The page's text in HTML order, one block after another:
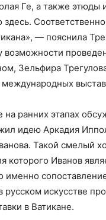
Ге, а также этюды
— пояснила
Зельфира
ранних этапах
идею Аркадия
Такой смелый
которого Иванов
сопоставление
искусстве
в Ватикане.